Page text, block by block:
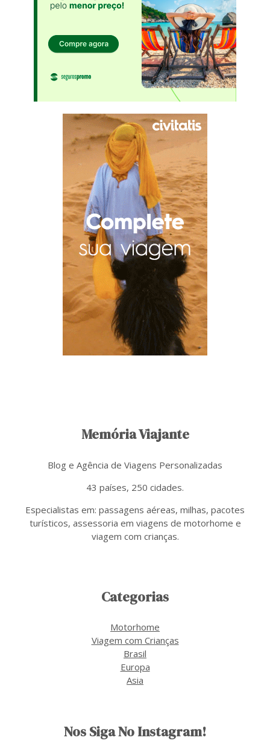
Memória Viajante
Blog e Agência de Viagens Personalizadas
43 países, 250 cidades.
Especialistas em: passagens aéreas, milhas, pacotes
turísticos, assessoria em viagens de motorhome e
viagem com crianças.
Categorias
Motorhome
Viagem com Crianças
Brasil
Europa
Asia
Nos Siga No Instagram!